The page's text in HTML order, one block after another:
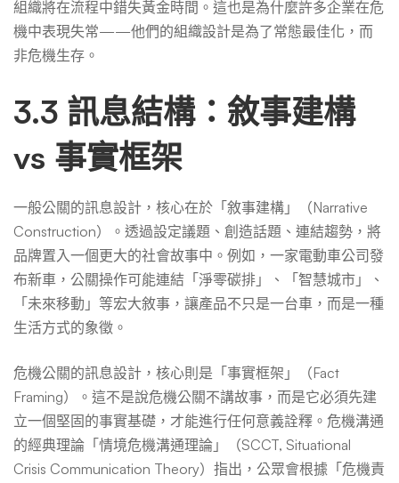
組織將在流程中錯失黃金時間。這也是為什麼許多企業在危
機中表現失常——他們的組織設計是為了常態最佳化，而
非危機生存。
3.3 訊息結構：敘事建構
vs 事實框架
一般公關的訊息設計，核心在於「敘事建構」（Narrative
Construction）。透過設定議題、創造話題、連結趨勢，將
品牌置入一個更大的社會故事中。例如，一家電動車公司發
布新車，公關操作可能連結「淨零碳排」、「智慧城市」、
「未來移動」等宏大敘事，讓產品不只是一台車，而是一種
生活方式的象徵。
危機公關的訊息設計，核心則是「事實框架」（Fact
Framing）。這不是說危機公關不講故事，而是它必須先建
立一個堅固的事實基礎，才能進行任何意義詮釋。危機溝通
的經典理論「情境危機溝通理論」（SCCT, Situational
Crisis Communication Theory）指出，公眾會根據「危機責